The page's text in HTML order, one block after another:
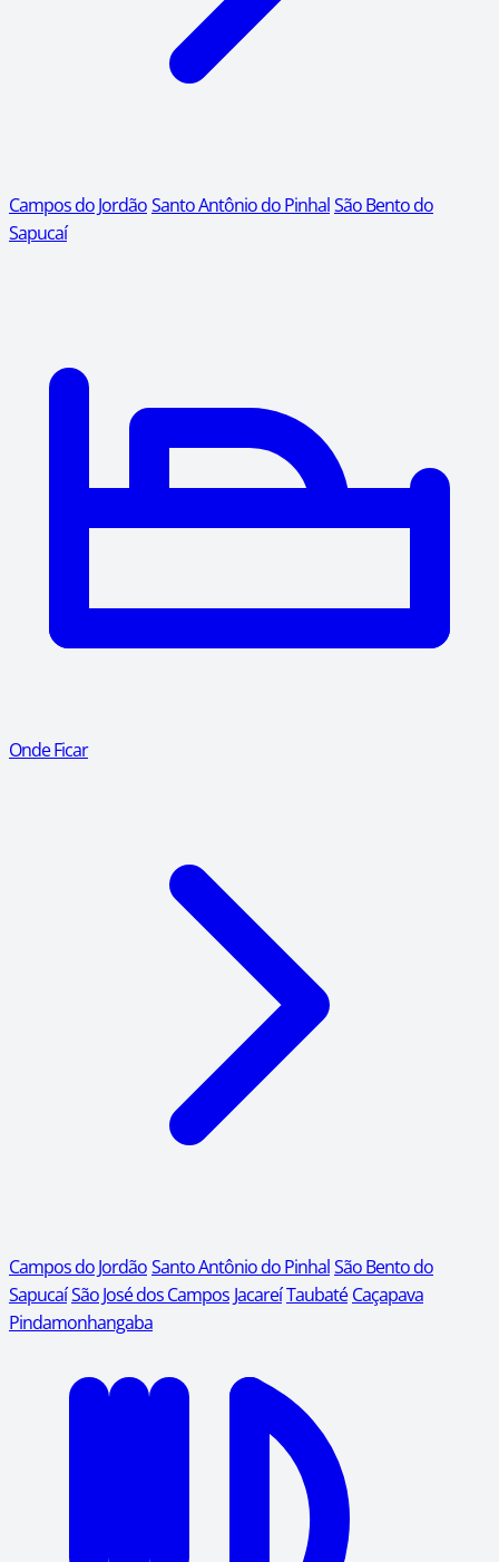
Campos do JordãoSanto Antônio do PinhalSão Bento do
Sapucaí
Onde Ficar
Campos do JordãoSanto Antônio do PinhalSão Bento do
SapucaíSão José dos Campos JacareíTaubaté Caçapava
Pindamonhangaba